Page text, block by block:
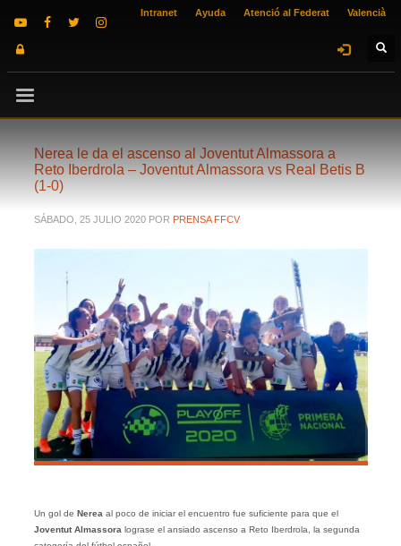
Intranet Ayuda Atenció al Federat Valencià
Nerea le da el ascenso al Joventut Almassora a
Reto Iberdrola – Joventut Almassora vs Real Betis B
(1-0)
SÁBADO, 25 JULIO 2020 POR PRENSA FFCV
Un gol de Nereaal poco de iniciar el encuentro fue suficiente para que el
Joventut Almassoralograse el ansiado ascenso a Reto Iberdrola, la segunda